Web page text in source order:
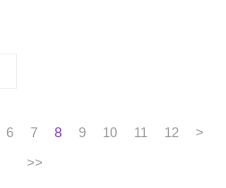
6 7 8 9 10 11 12
>
>>